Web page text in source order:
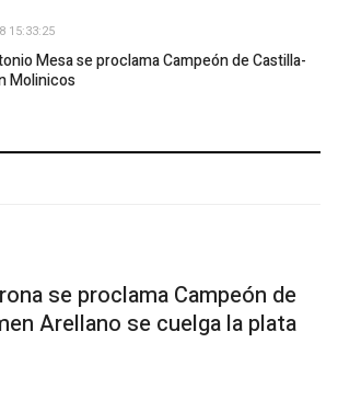
15:33:25
Mesa se proclama Campeón de Castilla-
Molinicos
se proclama Campeón de
Arellano se cuelga la plata